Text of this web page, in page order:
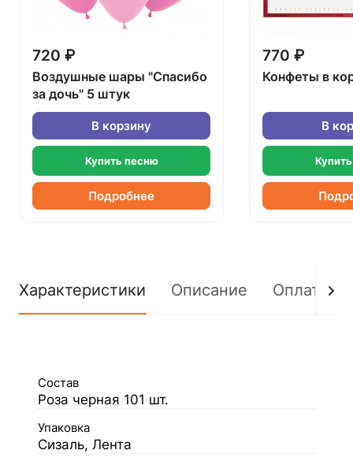
720 ₽
Воздушные шары "Спасибо
за дочь" 5 штук
В корзину
Купить песню
Подробнее
770 ₽
Конфеты в
В
Характеристики Описание Оплата
Состав
Роза черная 101 шт.
Упаковка
Сизаль, Лента